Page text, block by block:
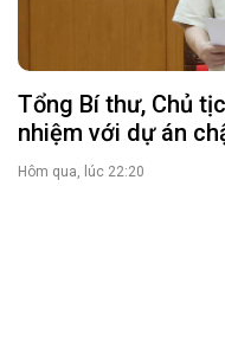
Chủ tịch UBND
toàn dân bảo vệ
xã Anh Sơn